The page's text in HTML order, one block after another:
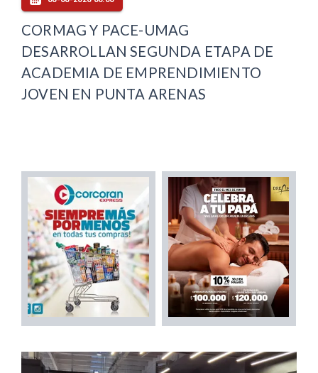
CORMAG Y PACE-UMAG
DESARROLLAN SEGUNDA ETAPA DE
ACADEMIA DE EMPRENDIMIENTO
JOVEN EN PUNTA ARENAS